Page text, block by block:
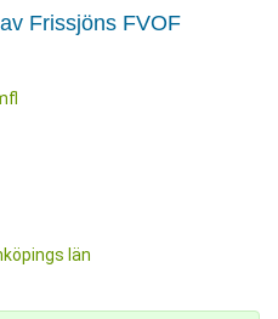
Frissjöns FVOF
län